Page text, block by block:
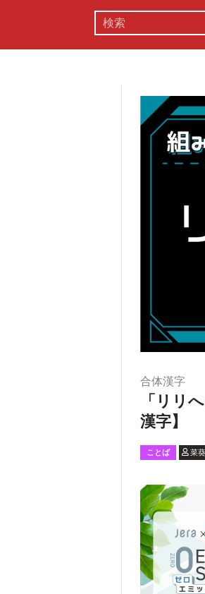
合体漢字
「リリ
漢字】
ことば 菜葵